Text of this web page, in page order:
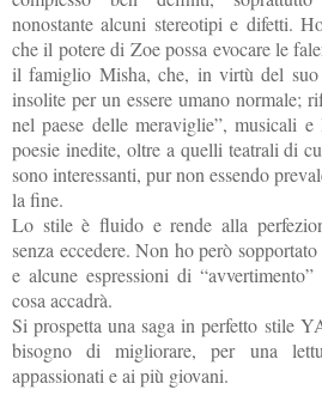
nonostante alcuni stereotipi e difetti.
che il potere di Zoe possa evocare le
il famiglio Misha, che, in virtù del suo
insolite per un essere umano normale;
nel paese delle meraviglie”, musicali
poesie inedite, oltre a quelli teatrali di
sono interessanti, pur non essendo
la fine.
Lo stile è fluido e rende alla
senza eccedere. Non ho però
e alcune espressioni di
cosa accadrà.
Si prospetta una saga in perfetto stile
bisogno di migliorare, per una
appassionati e ai più giovani.